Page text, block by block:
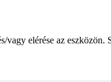
elérése az eszközön.